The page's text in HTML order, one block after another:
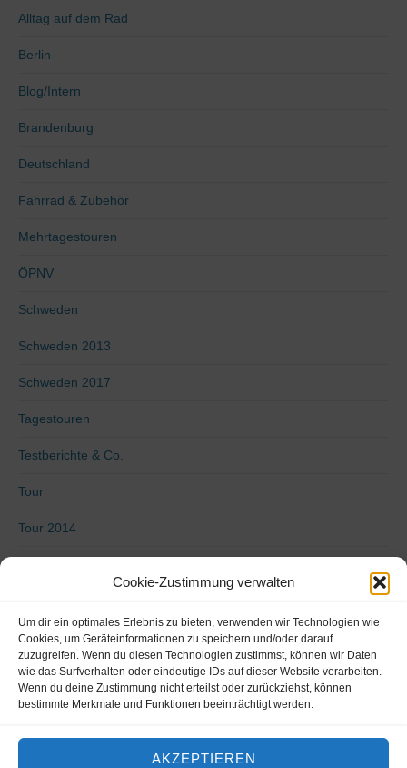
Cookie-Zustimmung verwalten
Um dir ein optimales Erlebnis zu bieten, verwenden wir Technologien wie
Cookies, um Geräteinformationen zu speichern und/oder darauf
zuzugreifen. Wenn du diesen Technologien zustimmst, können wir Daten
wie das Surfverhalten oder eindeutige IDs auf dieser Website verarbeiten.
Wenn du deine Zustimmung nicht erteilst oder zurückziehst, können
bestimmte Merkmale und Funktionen beeinträchtigt werden.
AKZEPTIEREN
Alltag auf dem Rad
Berlin
Blog/Intern
Brandenburg
Deutschland
Fahrrad & Zubehör
Mehrtagestouren
ÖPNV
Schweden
Schweden 2013
Schweden 2017
Tagestouren
Testberichte & Co.
Tour
Tour 2014
Uncategorized
Video
Von Küste zu Küste 2018
Vorbereitung